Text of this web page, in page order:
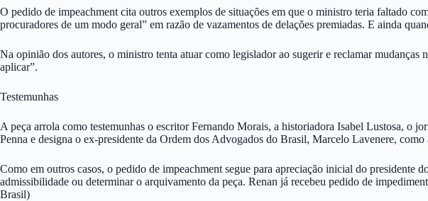
O pedido de impeachment cita outros exemplos de situações em que o ministro teria faltado
procuradores de um modo geral” em razão de vazamentos de delações premiadas. E ainda
Na opinião dos autores, o ministro tenta atuar como legislador ao sugerir e reclamar
aplicar”.
Testemunhas
A peça arrola como testemunhas o escritor Fernando Morais, a historiadora Isabel Lustosa, o
Penna e designa o ex-presidente da Ordem dos Advogados do Brasil, Marcelo Lavenere,
Como em outros casos, o pedido de impeachment segue para apreciação inicial do
admissibilidade ou determinar o arquivamento da peça. Renan já recebeu pedido de
Brasil)